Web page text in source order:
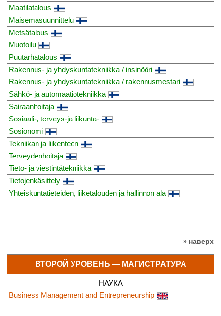
Maatilatalous
Maisemasuunnittelu
Metsätalous
Muotoilu
Puutarhatalous
Rakennus- ja yhdyskuntatekniikka / insinööri
Rakennus- ja yhdyskuntatekniikka / rakennusmestari
Sähkö- ja automaatiotekniikka
Sairaanhoitaja
Sosiaali-, terveys-ja liikunta-
Sosionomi
Tekniikan ja liikenteen
Terveydenhoitaja
Tieto- ja viestintätekniikka
Tietojenkäsittely
Yhteiskuntatieteiden, liiketalouden ja hallinnon ala
» наверх
ВТОРОЙ УРОВЕНЬ — МАГИСТРАТУРА
НАУКА
Business Management and Entrepreneurship